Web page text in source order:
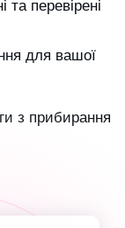
та перевірені
для вашої
з прибирання